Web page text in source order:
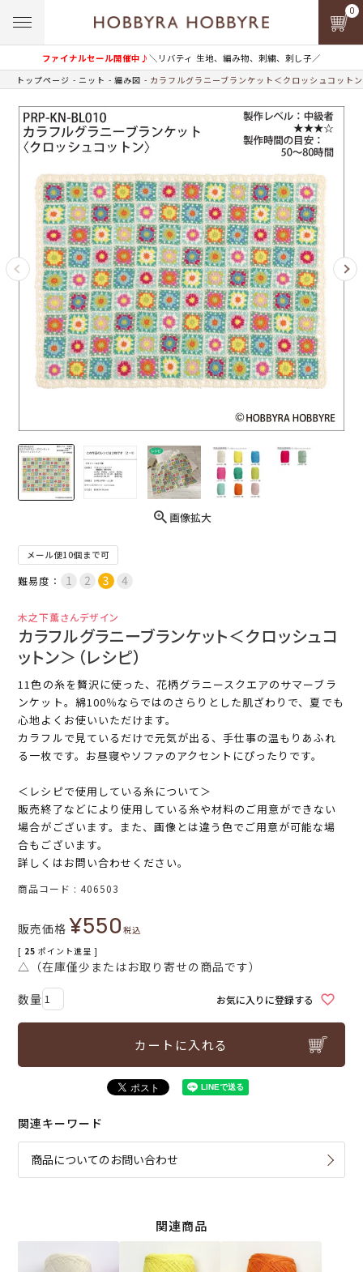
ファイナルセール開催中♪＼リバティ 生地、編み物、刺繍、刺し子／
0
トップページ ニット 編み図 カラフルグラニーブランケット＜クロッシュコット
画像拡大
メール便10個まで可
難易度：
木之下薫さんデザイン
カラフルグラニーブランケット＜クロッシュコ
ットン＞（レシピ）
11色の糸を贅沢に使った、花柄グラニースクエアのサマーブラ
ンケット。綿100％ならではのさらりとした肌ざわりで、夏でも
心地よくお使いいただけます。
カラフルで見ているだけで元気が出る、手仕事の温もりあふれ
る一枚です。お昼寝やソファのアクセントにぴったりです。
＜レシピで使用している糸について＞
販売終了などにより使用している糸や材料のご用意ができない
場合がございます。また、画像とは違う色でご用意が可能な場
合もございます。
詳しくはお問い合わせください。
商品コード 406503
販売価格 ¥550税込
[ 25 ポイント進呈 ]
△（在庫僅少またはお取り寄せの商品です）
お気に入りに登録する
カートに入れる
関連キーワード
商品についてのお問い合わせ
関連商品